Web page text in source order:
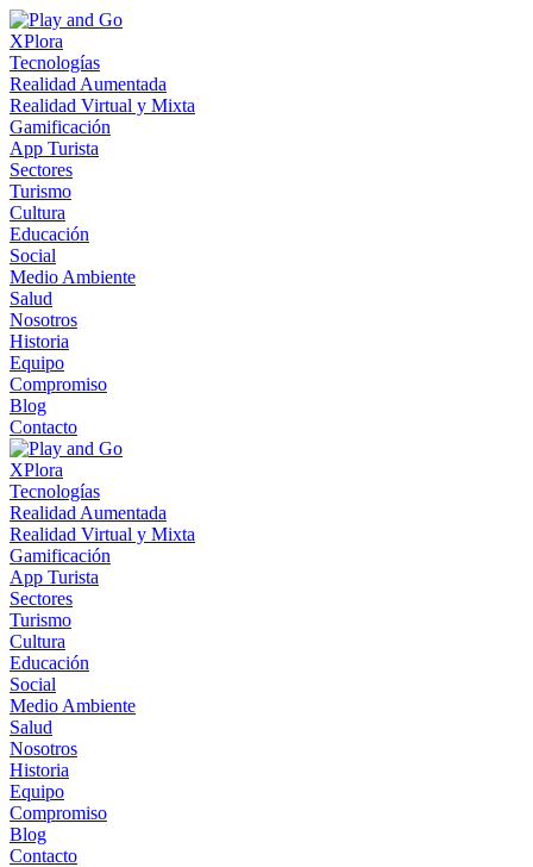
XPlora
Tecnologías
Realidad Aumentada
Realidad Virtual y Mixta
Gamificación
App Turista
Sectores
Turismo
Cultura
Educación
Social
Medio Ambiente
Salud
Nosotros
Historia
Equipo
Compromiso
Blog
Contacto
XPlora
Tecnologías
Realidad Aumentada
Realidad Virtual y Mixta
Gamificación
App Turista
Sectores
Turismo
Cultura
Educación
Social
Medio Ambiente
Salud
Nosotros
Historia
Equipo
Compromiso
Blog
Contacto